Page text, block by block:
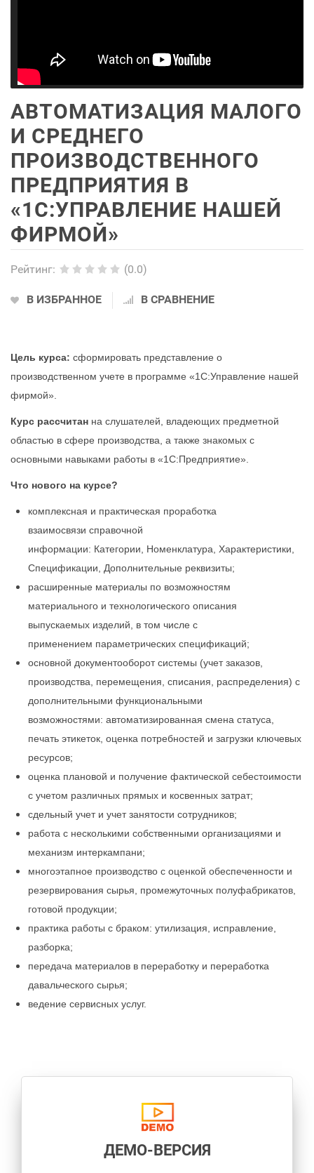
АВТОМАТИЗАЦИЯ МАЛОГО
И СРЕДНЕГО
ПРОИЗВОДСТВЕННОГО
ПРЕДПРИЯТИЯ В
«1С:УПРАВЛЕНИЕ НАШЕЙ
ФИРМОЙ»
Рейтинг: (0.0)
В ИЗБРАННОЕ В СРАВНЕНИЕ
Цель курса: сформировать представление о
производственном учете в программе «1С:Управление нашей
фирмой».
Курс рассчитан на слушателей, владеющих предметной
областью в сфере производства, а также знакомых с
основными навыками работы в «1С:Предприятие».
Что нового на курсе?
комплексная и практическая проработка
взаимосвязи справочной
информации: Категории, Номенклатура, Характеристики,
Спецификации, Дополнительные реквизиты;
расширенные материалы по возможностям
материального и технологического описания
выпускаемых изделий, в том числе с
применением параметрических спецификаций;
основной документооборот системы (учет заказов,
производства, перемещения, списания, распределения) с
дополнительными функциональными
возможностями: автоматизированная смена статуса,
печать этикеток, оценка потребностей и загрузки ключевых
ресурсов;
оценка плановой и получение фактической себестоимости
с учетом различных прямых и косвенных затрат;
сдельный учет и учет занятости сотрудников;
работа с несколькими собственными организациями и
механизм интеркампани;
многоэтапное производство с оценкой обеспеченности и
резервирования сырья, промежуточных полуфабрикатов,
готовой продукции;
практика работы с браком: утилизация, исправление,
разборка;
передача материалов в переработку и переработка
давальческого сырья;
ведение сервисных услуг.
ДЕМО-ВЕРСИЯ